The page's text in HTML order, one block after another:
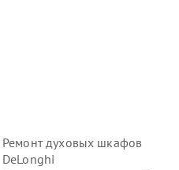
Ремонт духовых шкафов
DeLonghi